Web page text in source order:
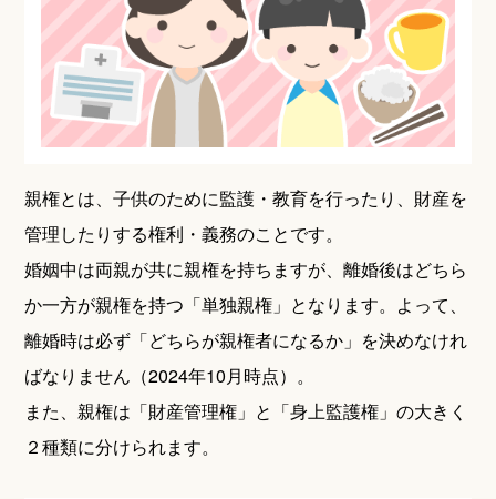
親権とは、子供のために監護・教育を行ったり、財産を
管理したりする権利・義務のことです。
婚姻中は両親が共に親権を持ちますが、離婚後はどちら
か一方が親権を持つ「単独親権」となります。よって、
離婚時は必ず「どちらが親権者になるか」を決めなけれ
ばなりません（2024年10月時点）。
また、親権は「財産管理権」と「身上監護権」の大きく
２種類に分けられます。